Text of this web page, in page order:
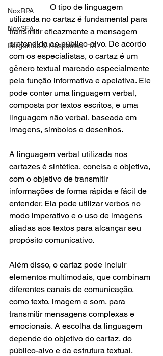
NoxRPA
NoxSFA
Perguntas & Respostas - IA
		O tipo de linguagem
utilizada no cartaz é fundamental para
transmitir eficazmente a mensagem
pretendida ao público-alvo. De acordo
com os especialistas, o cartaz é um
gênero textual marcado especialmente
pela função informativa e apelativa. Ele
pode conter uma linguagem verbal,
composta por textos escritos, e uma
linguagem não verbal, baseada em
imagens, símbolos e desenhos.
A linguagem verbal utilizada nos
cartazes é sintética, concisa e objetiva,
com o objetivo de transmitir
informações de forma rápida e fácil de
entender. Ela pode utilizar verbos no
modo imperativo e o uso de imagens
aliadas aos textos para alcançar seu
propósito comunicativo.
Além disso, o cartaz pode incluir
elementos multimodais, que combinam
diferentes canais de comunicação,
como texto, imagem e som, para
transmitir mensagens complexas e
emocionais. A escolha da linguagem
depende do objetivo do cartaz, do
público-alvo e da estrutura textual.